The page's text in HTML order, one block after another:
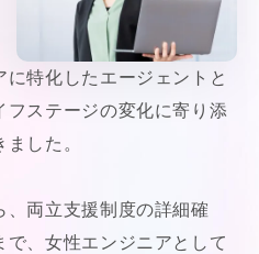
特化したエージェントと
フステージの変化に寄り添
した。
、両立支援制度の詳細確
、女性エンジニアとして